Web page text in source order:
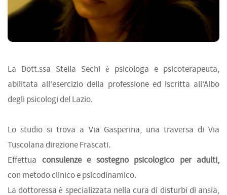
La Dott.ssa Stella Sechi è psicologa e psicoterapeuta,
abilitata all'esercizio della professione ed iscritta all'Albo
degli psicologi del Lazio.
Lo studio si trova a Via Gasperina, una traversa di Via
Tuscolana direzione Frascati.
Effettua consulenze e sostegno psicologico per adulti,
con metodo clinico e psicodinamico.
La dottoressa è specializzata nella cura di disturbi di ansia,